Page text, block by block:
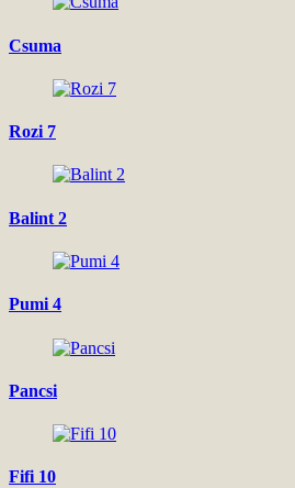
Csuma
Rozi 7
Balint 2
Pumi 4
Pancsi
Fifi 10